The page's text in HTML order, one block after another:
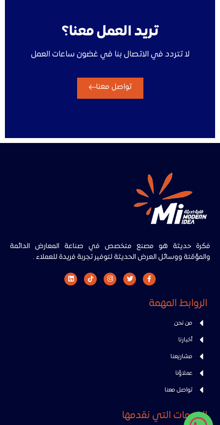
تريد العمل معنا؟
لا تتردد في الاتصال بنا في غضون ساعات العمل
تواصل معنا
فكرة حديثة هو مصنع متخصص في صناعة المعارض الدائمة
والمؤقتة ووسائل العرض الحديثة لتوفير تجربة فريدة للعملاء .
الروابط المهمة
من نحن
أخبارنا
مشاريعنا
عملاؤنا
تواصل معنا
الخدمات التي نقدمها